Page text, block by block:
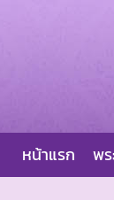
หน้าแรก พร